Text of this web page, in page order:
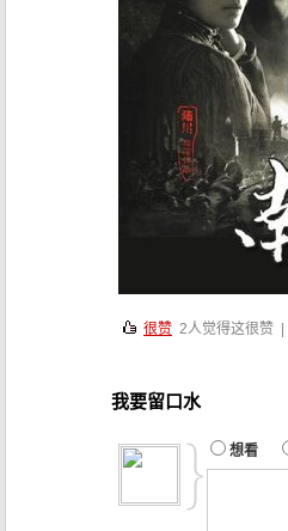
很赞 2人觉得这很赞 |
我要留口水
想看